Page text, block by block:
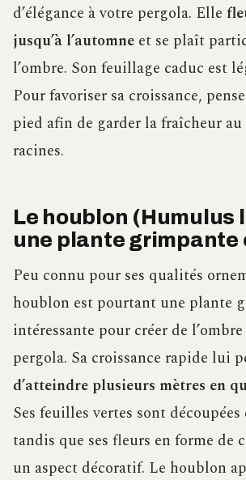
d’élégance à votre pergola. Elle
jusqu’à l’automne et se plaît
l’ombre. Son feuillage caduc est
Pour favoriser sa croissance,
pied afin de garder la fraîcheur au
racines.
Le houblon (Humulus
une plante grimpante
Peu connu pour ses qualités
houblon est pourtant une plante
intéressante pour créer de
pergola. Sa croissance rapide lui
d’atteindre plusieurs mètres en
Ses feuilles vertes sont découpées
tandis que ses fleurs en forme de
un aspect décoratif. Le houblon